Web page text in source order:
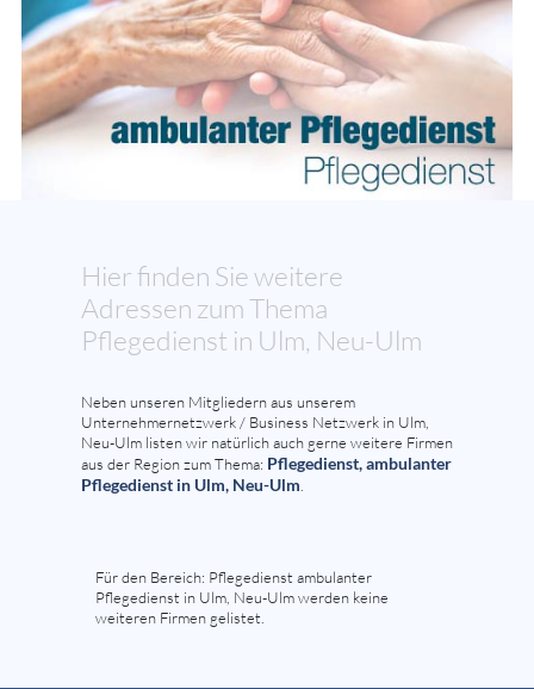
Hier finden Sie weitere
Adressen zum Thema
Pflegedienst in Ulm, Neu-Ulm
Neben unseren Mitgliedern aus unserem
Unternehmernetzwerk / Business Netzwerk in Ulm,
Neu-Ulm listen wir natürlich auch gerne weitere Firmen
aus der Region zum Thema: Pflegedienst, ambulanter
Pflegedienst in Ulm, Neu-Ulm.
Für den Bereich: Pflegedienst ambulanter
Pflegedienst in Ulm, Neu-Ulm werden keine
weiteren Firmen gelistet.